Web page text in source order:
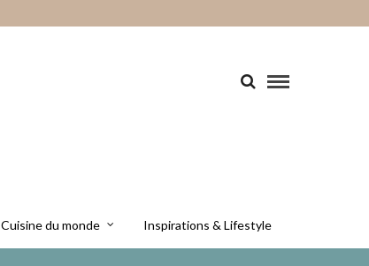
Cuisine du monde Inspirations & Lifestyle